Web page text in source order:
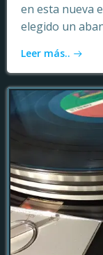
en esta nueva
elegido un
Leer más..